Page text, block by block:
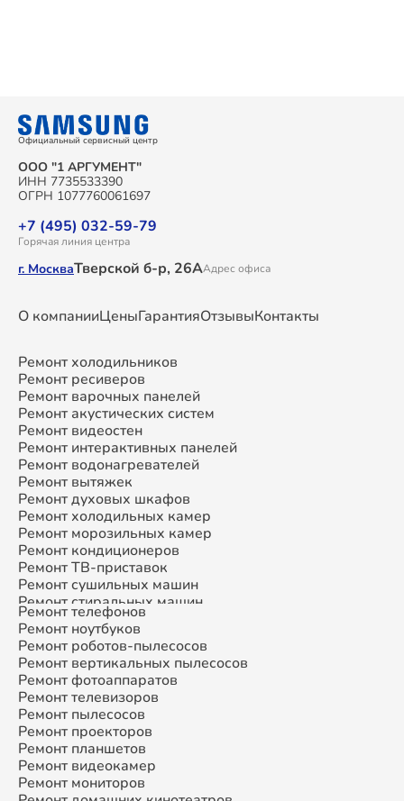
Официальный сервисный центр
ООО "1 АРГУМЕНТ"
ИНН 7735533390
ОГРН 1077760061697
+7 (495) 032-59-79
Горячая линия центра
г. МоскваТверской б-р, 26ААдрес офиса
О компанииЦеныГарантияОтзывыКонтакты
Ремонт холодильников
Ремонт ресиверов
Ремонт варочных панелей
Ремонт акустических систем
Ремонт видеостен
Ремонт интерактивных панелей
Ремонт водонагревателей
Ремонт вытяжек
Ремонт духовых шкафов
Ремонт холодильных камер
Ремонт морозильных камер
Ремонт кондиционеров
Ремонт ТВ-приставок
Ремонт сушильных машин
Ремонт стиральных машин
Ремонт микроволновых печей
Ремонт смарт-часов
Ремонт атс
Ремонт сплит-систем
Ремонт телефонов
Ремонт ноутбуков
Ремонт роботов-пылесосов
Ремонт вертикальных пылесосов
Ремонт фотоаппаратов
Ремонт телевизоров
Ремонт пылесосов
Ремонт проекторов
Ремонт планшетов
Ремонт видеокамер
Ремонт мониторов